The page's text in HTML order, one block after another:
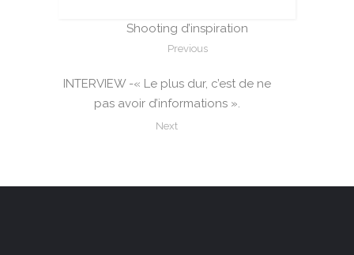
Shooting d’inspiration
Previous
INTERVIEW -« Le plus dur, c’est de ne
pas avoir d’informations ».
Next